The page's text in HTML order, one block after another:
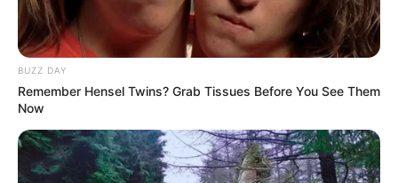
BUZZ DAY
Remember Hensel Twins? Grab Tissues Before You See Them
Now